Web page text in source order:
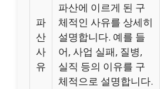
파
산
사
유
파산에 이르게 된 구
체적인 사유를 상세히
설명합니다. 예를 들
어, 사업 실패, 질병,
실직 등의 이유를 구
체적으로 설명합니다.